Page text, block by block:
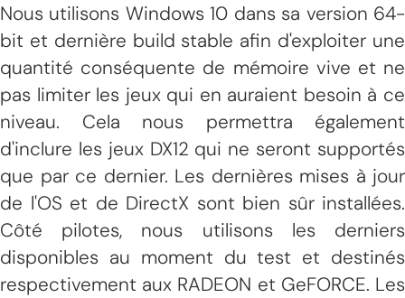
Nous utilisons Windows 10 dans sa version 64-
bit et dernière build stable afin d'exploiter une
quantité conséquente de mémoire vive et ne
pas limiter les jeux qui en auraient besoin à ce
niveau. Cela nous permettra également
d'inclure les jeux DX12 qui ne seront supportés
que par ce dernier. Les dernières mises à jour
de l'OS et de DirectX sont bien sûr installées.
Côté pilotes, nous utilisons les derniers
disponibles au moment du test et destinés
respectivement aux RADEON et GeFORCE. Les